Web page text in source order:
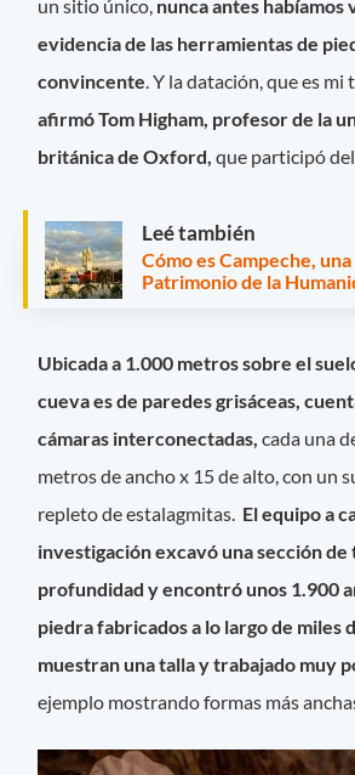
un sitio único, nunca antes habíamos
evidencia de las herramientas de
convincente. Y la datación, que es mi
afirmó Tom Higham, profesor de la
británica de Oxford,que participó
Leé también
Cómo es Campeche,
Patrimonio de la
Ubicada a 1.000 metros sobre el
cueva es de paredes grisáceas,
cámaras interconectadas, cada una
metros de ancho x 15 de alto, con un
repleto de estalagmitas. El equipo a
investigación excavó una sección
profundidad y encontró unos 1.900
piedra fabricados a lo largo de miles
muestran una talla y trabajado muy
ejemplo mostrando formas más